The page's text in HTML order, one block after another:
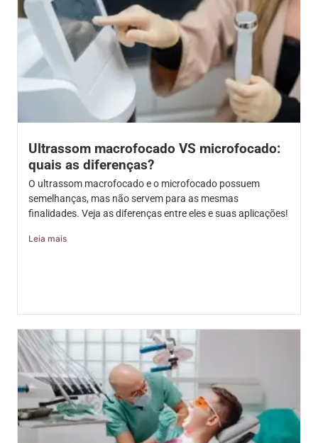
Ultrassom macrofocado VS microfocado:
quais as diferenças?
O ultrassom macrofocado e o microfocado possuem
semelhanças, mas não servem para as mesmas
finalidades. Veja as diferenças entre eles e suas aplicações!
Leia mais